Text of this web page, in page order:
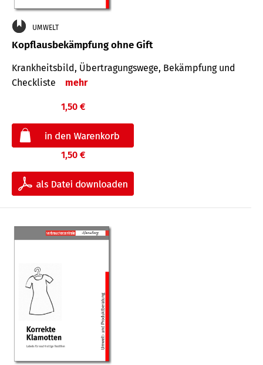
UMWELT
Kopflausbekämpfung ohne Gift
Krankheits­bild, Übertra­gungs­wege, Bekämpfung und
Check­liste
mehr
1,50 €
1,50 €